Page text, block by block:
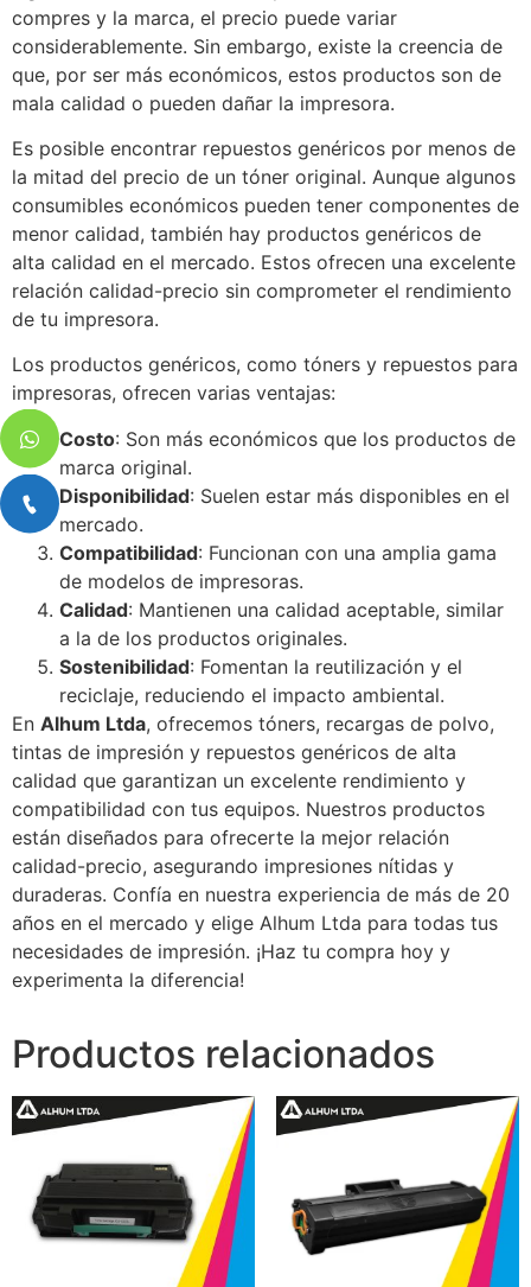
compres y la marca, el precio puede variar
considerablemente. Sin embargo, existe la creencia de
que, por ser más económicos, estos productos son de
mala calidad o pueden dañar la impresora.
Es posible encontrar repuestos genéricos por menos de
la mitad del precio de un tóner original. Aunque algunos
consumibles económicos pueden tener componentes de
menor calidad, también hay productos genéricos de
alta calidad en el mercado. Estos ofrecen una excelente
relación calidad-precio sin comprometer el rendimiento
de tu impresora.
Los productos genéricos, como tóners y repuestos para
impresoras, ofrecen varias ventajas:
Costo: Son más económicos que los productos de
marca original.
Disponibilidad: Suelen estar más disponibles en el
mercado.
Compatibilidad: Funcionan con una amplia gama
de modelos de impresoras.
Calidad: Mantienen una calidad aceptable, similar
a la de los productos originales.
Sostenibilidad: Fomentan la reutilización y el
reciclaje, reduciendo el impacto ambiental.
En Alhum Ltda, ofrecemos tóners, recargas de polvo,
tintas de impresión y repuestos genéricos de alta
calidad que garantizan un excelente rendimiento y
compatibilidad con tus equipos. Nuestros productos
están diseñados para ofrecerte la mejor relación
calidad-precio, asegurando impresiones nítidas y
duraderas. Confía en nuestra experiencia de más de 20
años en el mercado y elige Alhum Ltda para todas tus
necesidades de impresión. ¡Haz tu compra hoy y
experimenta la diferencia!
Productos relacionados